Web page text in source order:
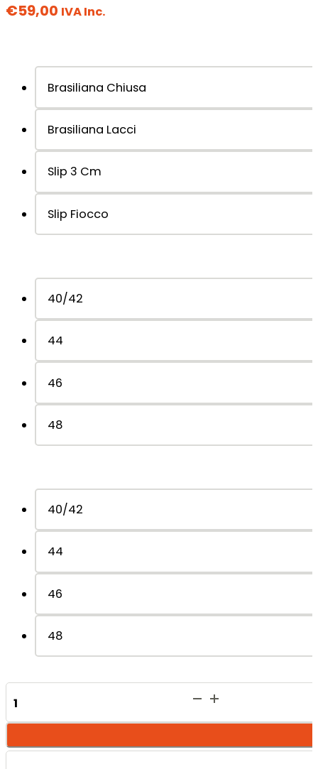
€59,00 IVA Inc.
Brasiliana Chiusa
Brasiliana Lacci
Slip 3 Cm
Slip Fiocco
40/42
44
46
48
40/42
44
46
48
Susy
-